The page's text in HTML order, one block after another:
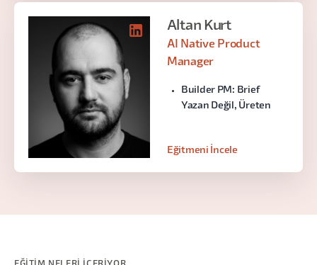
Altan Kurt
AI Native Product
Manager
Builder PM: Brief
Yazan Değil, Üreten
Eğitmeni İncele